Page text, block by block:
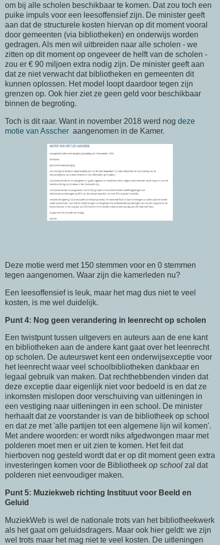
om bij alle scholen beschikbaar te komen. Dat zou toch een
puike impuls voor een leesoffensief zijn. De minister geeft
aan dat de structurele kosten hiervan op dit moment vooral
door gemeenten (via bibliotheken) en onderwijs worden
gedragen. Als men wil uitbreiden naar alle scholen - we
zitten op dit moment op ongeveer de helft van de scholen -
zou er € 90 miljoen extra nodig zijn. De minister geeft aan
dat ze niet verwacht dat bibliotheken en gemeenten dit
kunnen oplossen. Het model loopt daardoor tegen zijn
grenzen op. Ook hier ziet ze geen geld voor beschikbaar
binnen de begroting.
Toch is dit raar. Want in november 2018 werd nog deze
motie van Asscher aangenomen in de Kamer.
Deze motie werd met 150 stemmen voor en 0 stemmen
tegen aangenomen. Waar zijn die kamerleden nu?
Een leesoffensief is leuk, maar het mag dus niet te veel
kosten, is me wel duidelijk.
Punt 4: Nog geen verandering in leenrecht op scholen
Een twistpunt tussen uitgevers en auteurs aan de ene kant
en bibliotheken aan de andere kant gaat over het leenrecht
op scholen. De auteurswet kent een onderwijsexceptie voor
het leenrecht waar veel schoolbibliotheken dankbaar en
legaal gebruik van maken. Dat rechthebbenden vinden dat
deze exceptie daar eigenlijk niet voor bedoeld is en dat ze
inkomsten mislopen door verschuiving van uitleningen in
een vestiging naar uitleningen in een school. De minister
herhaalt dat ze voorstander is van de bibliotheek op school
en dat ze met 'alle partijen tot een algemene lijn wil komen'.
Met andere woorden: er wordt niks afgedwongen maar met
polderen moet men er uit zien te komen. Het feit dat
hierboven nog gesteld wordt dat er op dit moment geen extra
investeringen komen voor de Bibliotheek op school zal dat
polderen niet eenvoudiger maken.
Punt 5: Muziekweb richting Instituut voor Beeld en
Geluid
MuziekWeb is wel de nationale trots van het bibliotheekwerk
als het gaat om geluidsdragers. Maar ook hier geldt: we zijn
wel trots maar het mag niet te veel kosten. De uitleningen